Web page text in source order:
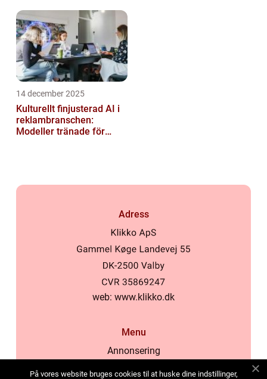
14 december 2025
Kulturellt finjusterad AI i
reklambranschen:
Modeller tränade för
Adress
web: www.klikko.dk
Menu
Annonsering
På vores website bruges cookies til at huske dine indstillinger,